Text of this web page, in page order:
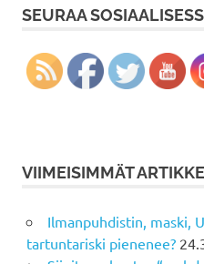
SEURAA
VIIMEISIMMÄT
Ilmanpuhdistin, maski,
tartuntariski pienenee?